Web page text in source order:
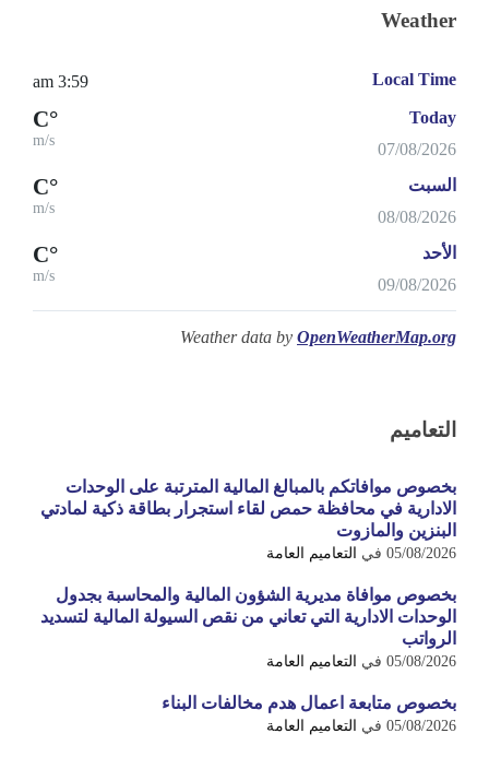
Weather
Local Time
3:59 am
Today
07/08/2026
°C
m/s
السبت
08/08/2026
°C
m/s
الأحد
09/08/2026
°C
m/s
Weather data by OpenWeatherMap.org
التعاميم
بخصوص موافاتكم بالمبالغ المالية المترتبة على الوحدات
الادارية في محافظة حمص لقاء استجرار بطاقة ذكية لمادتي
البنزين والمازوت
05/08/2026 في التعاميم العامة
بخصوص موافاة مديرية الشؤون المالية والمحاسبة بجدول
الوحدات الادارية التي تعاني من نقص السيولة المالية لتسديد
الرواتب
05/08/2026 في التعاميم العامة
بخصوص متابعة اعمال هدم مخالفات البناء
05/08/2026 في التعاميم العامة